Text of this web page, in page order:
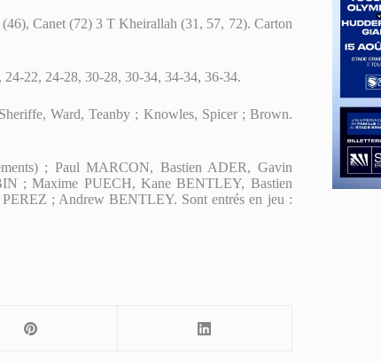
Canet (72) 3 T Kheirallah (31, 57, 72). Carton
22, 24-28, 30-28, 30-34, 34-34, 36-34.
Ward, Teanby ; Knowles, Spicer ; Brown.
; Paul MARCON, Bastien ADER, Gavin
; Maxime PUECH, Kane BENTLEY, Bastien
; Andrew BENTLEY. Sont entrés en jeu :